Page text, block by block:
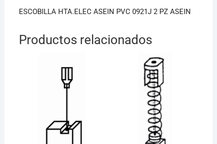
o
p
ESCOBILLA HTA.ELEC ASEIN PVC 0921J 2 PZ ASEIN
Productos relacionados